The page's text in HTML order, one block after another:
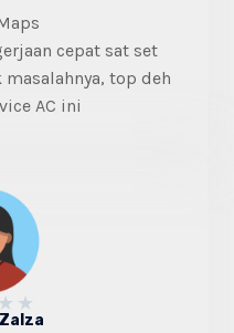
cepat sat set
top deh
AC ini
★ ★